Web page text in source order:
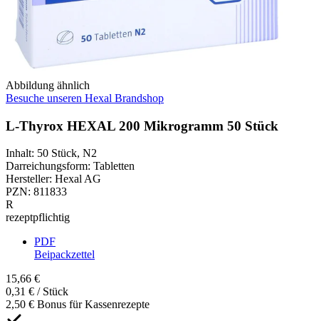
Abbildung ähnlich
Besuche unseren Hexal Brandshop
L-Thyrox HEXAL 200 Mikrogramm 50 Stück
Inhalt: 50 Stück, N2
Darreichungsform: Tabletten
Hersteller: Hexal AG
PZN: 811833
R
rezeptpflichtig
PDF
Beipackzettel
15,66 €
0,31 € / Stück
2,50 € Bonus für Kassenrezepte